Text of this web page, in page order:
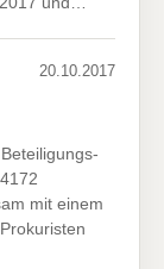
20.10.2017
mit einem